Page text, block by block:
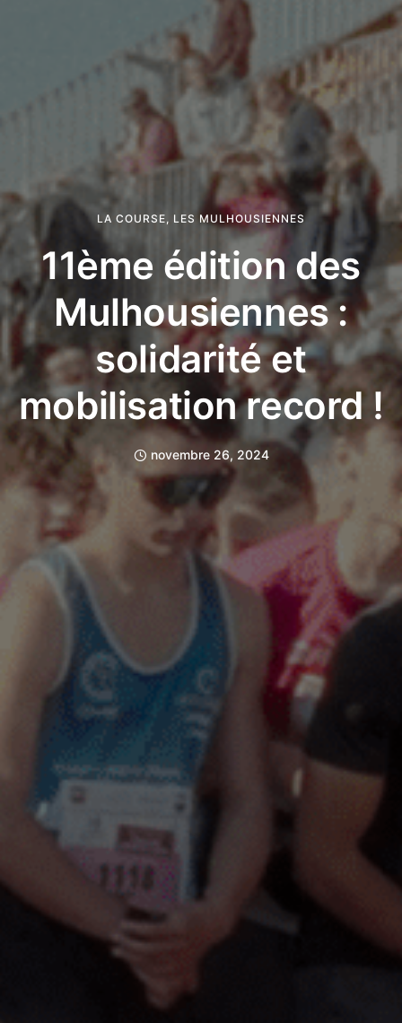
LA COURSE, LES MULHOUSIENNES
11ème édition des
Mulhousiennes :
solidarité et
mobilisation record !
novembre 26, 2024